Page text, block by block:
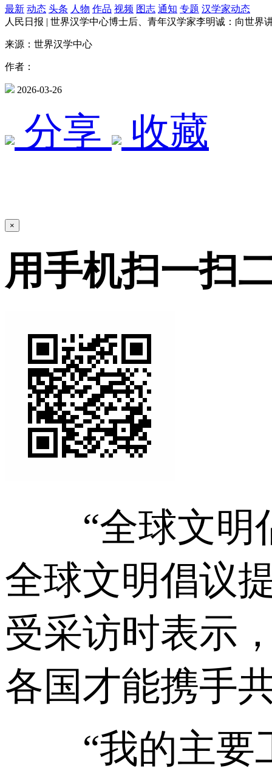
最新 动态 头条 人物 作品 视频 图志 通知 专题 汉学家动态
人民日报 | 世界汉学中心博士后、青年汉学家李明诚：向世界
来源：世界汉学中心
作者：
2026-03-26
分享 收藏
×
用手机扫一扫
“全球文明倡
全球文明倡议
受采访时表示
各国才能携手
“我的主要工